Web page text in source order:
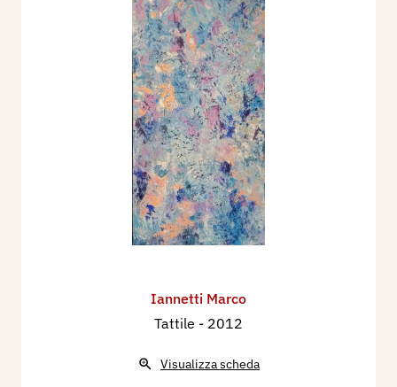
Iannetti Marco
Tattile - 2012
Visualizza scheda